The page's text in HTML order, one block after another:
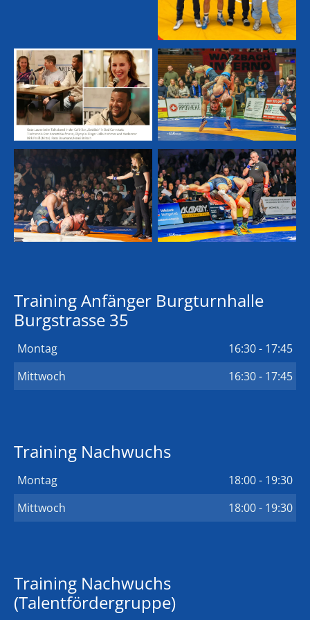
Training Anfänger Burgturnhalle
Burgstrasse 35
Montag
16:30 - 17:45
Mittwoch
16:30 - 17:45
Training Nachwuchs
Montag
18:00 - 19:30
Mittwoch
18:00 - 19:30
Training Nachwuchs
(Talentfördergruppe)